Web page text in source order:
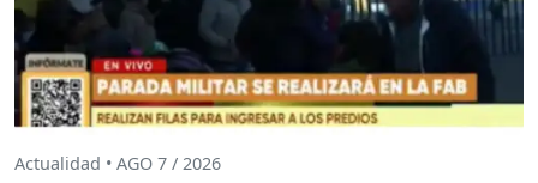
Actualidad • AGO 7 / 2026